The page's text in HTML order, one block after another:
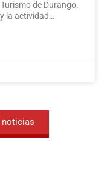
de Durango.
la actividad
noticias